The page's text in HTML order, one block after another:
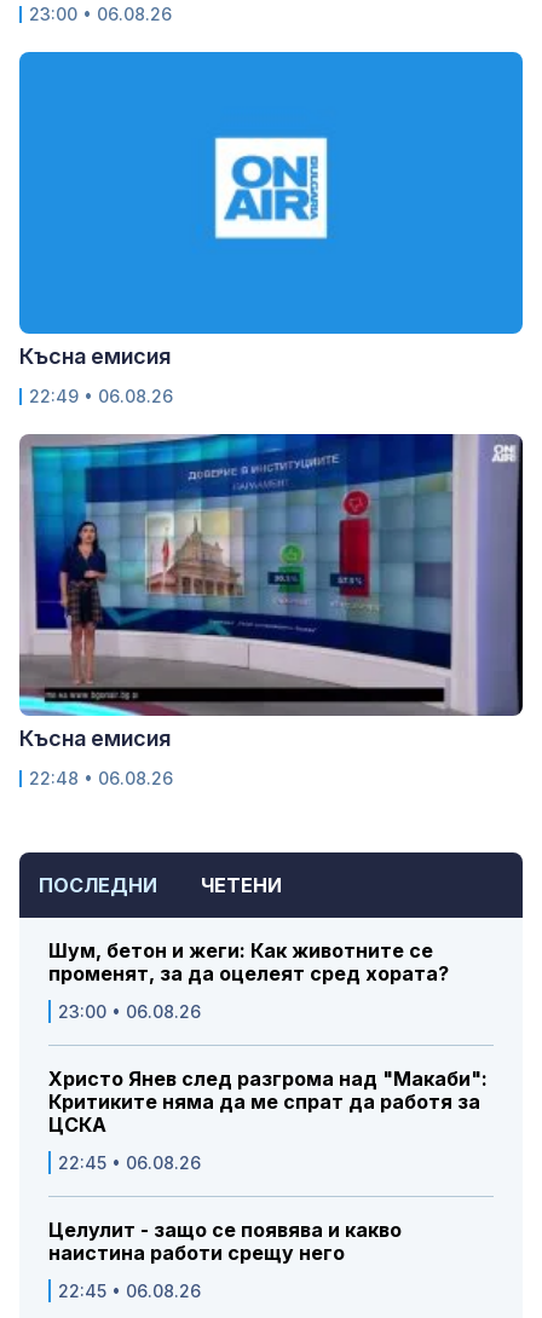
ПОСЛЕДНИ ЧЕТЕНИ
Шум, бетон и жеги: Как животните се
променят, за да оцелеят сред хората?
23:00 • 06.08.26
Христо Янев след разгрома над "Макаби":
Критиките няма да ме спрат да работя за
ЦСКА
22:45 • 06.08.26
Целулит - защо се появява и какво
наистина работи срещу него
22:45 • 06.08.26
23:00 • 06.08.26
Късна емисия
22:49 • 06.08.26
Късна емисия
22:48 • 06.08.26